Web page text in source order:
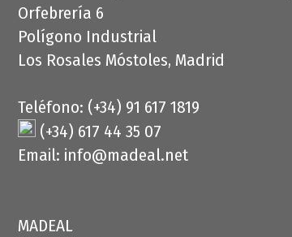
Orfebrería 6
Polígono Industrial
Los Rosales Móstoles, Madrid
Teléfono: (+34) 91 617 1819
(+34) 617 44 35 07
Email: info@madeal.net
MADEAL